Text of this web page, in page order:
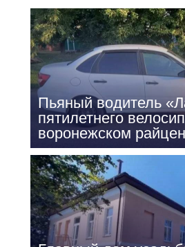
Пьяный водитель
пятилетнего
воронежском